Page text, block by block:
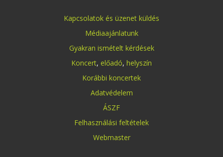
Kapcsolatok és üzenet küldés
Médiaajánlatunk
Gyakran ismételt kérdések
Koncert, előadó, helyszín
Korábbi koncertek
Adatvédelem
ÁSZF
Felhasználási feltételek
Webmaster